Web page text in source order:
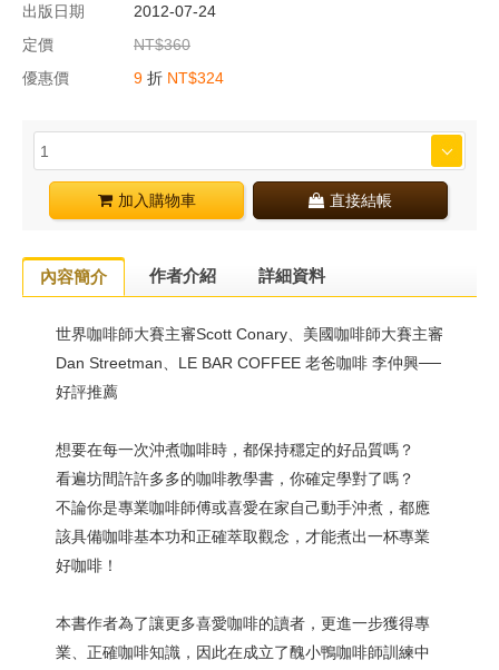
出版日期
2012-07-24
定價
NT$360
優惠價
9 折 NT$324
加入購物車 直接結帳
內容簡介 作者介紹 詳細資料
世界咖啡師大賽主審Scott Conary、美國咖啡師大賽主審
Dan Streetman、LE BAR COFFEE 老爸咖啡 李仲興──
好評推薦
想要在每一次沖煮咖啡時，都保持穩定的好品質嗎？
看遍坊間許許多多的咖啡教學書，你確定學對了嗎？
不論你是專業咖啡師傅或喜愛在家自己動手沖煮，都應
該具備咖啡基本功和正確萃取觀念，才能煮出一杯專業
好咖啡！
本書作者為了讓更多喜愛咖啡的讀者，更進一步獲得專
業、正確咖啡知識，因此在成立了醜小鴨咖啡師訓練中